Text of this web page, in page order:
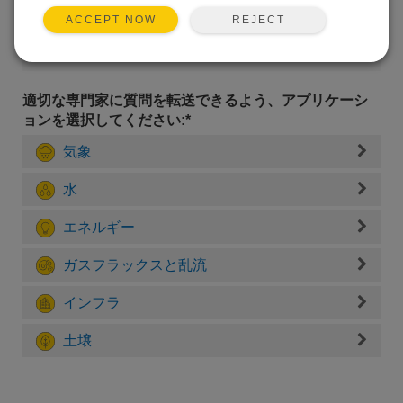
適切な専門家に質問を転送できるよう、アプリケーシ
ョンを選択してください:*
気象
水
エネルギー
ガスフラックスと乱流
インフラ
土壌
ACCEPT NOW REJECT